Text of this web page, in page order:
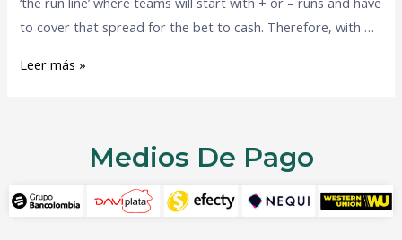
to cover that spread for the bet to cash. Therefore, with …
Leer más »
Medios De Pago